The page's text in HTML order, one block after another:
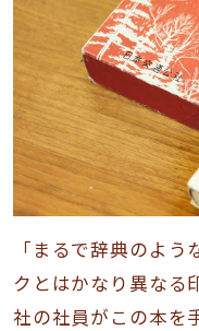
「まるで辞典のよ
クとはかなり異なる
社の社員がこの本を